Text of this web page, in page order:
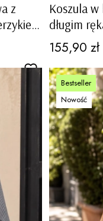
z
Koszula
długim
na guziki
dół Tortorici
Cena
155,90 zł
Bestseller
Nowość